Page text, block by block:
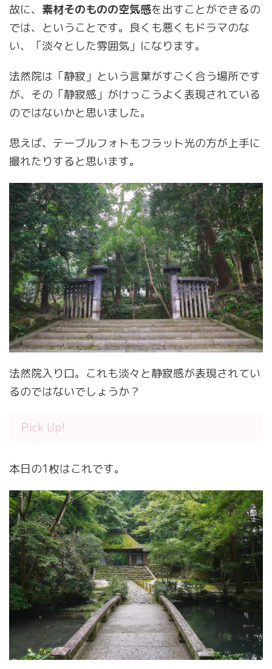
故に、 素材そのものの空気感を出すことができるの
では、ということです。良くも悪くもドラマのな
い、「淡々とした雰囲気」になります。
法然院は「静寂」という言葉がすごく合う場所です
が、その「静寂感」がけっこうよく表現されている
のではないかと思いました。
思えば、テーブルフォトもフラット光の方が上手に
撮れたりすると思います。
法然院入り口。これも淡々と静寂感が表現されてい
るのではないでしょうか？
Pick Up!
本日の1枚はこれです。